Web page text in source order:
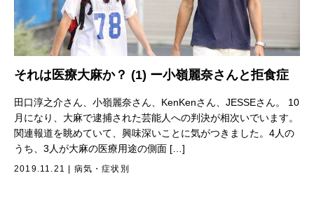
それは医療大麻か？ (1) ー小嶺麗奈さんと拒食症
田口淳之介さん、小嶺麗奈さん、KenKenさん、JESSEさん。 10
月になり、大麻で逮捕された芸能人への判決が相次いでいます。
関連報道を眺めていて、興味深いことに気がつきました。4人の
うち、3人が大麻の医療用途の側面 […]
2019.11.21 病気・症状別